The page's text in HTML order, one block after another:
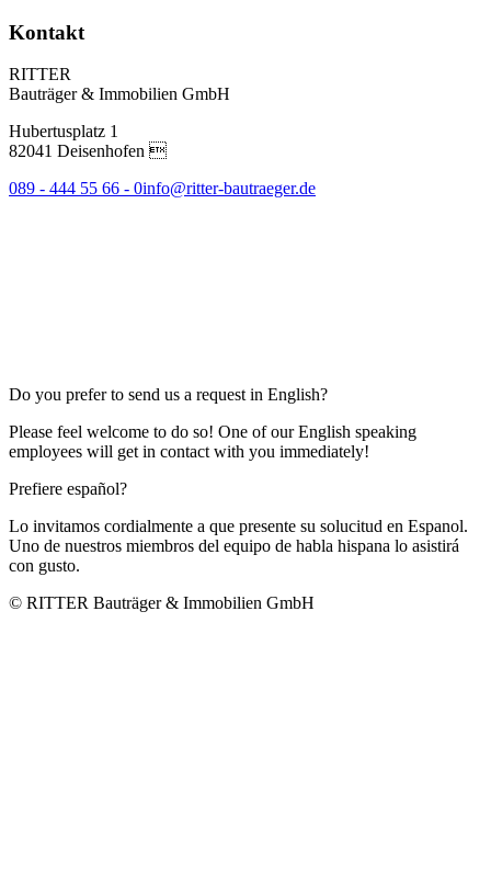
Kontakt
RITTER
Bauträger & Immobilien GmbH
Hubertusplatz 1
82041 Deisenhofen 
089 - 444 55 66 - 0info@ritter-bautraeger.de
Do you prefer to send us a request in English?
Please feel welcome to do so! One of our English speaking
employees will get in contact with you immediately!
Prefiere español?
Lo invitamos cordialmente a que presente su solucitud en Espanol.
Uno de nuestros miembros del equipo de habla hispana lo asistirá
con gusto.
© RITTER Bauträger & Immobilien GmbH